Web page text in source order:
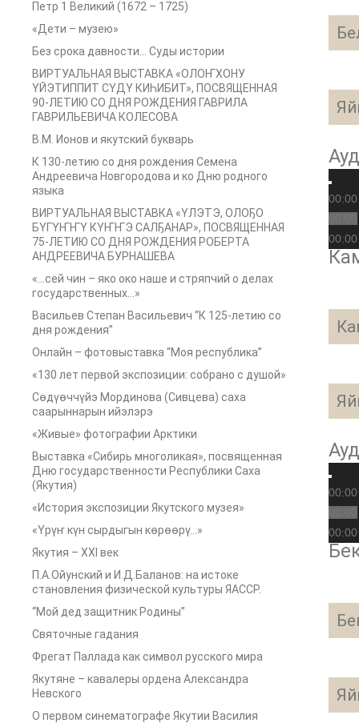
Петр 1 Великий (1672 – 1725)
«Дети – музею»
Без срока давности… Суды истории
ВИРТУАЛЬНАЯ ВЫСТАВКА «ОЛОҤХОНУ
ҮЙЭТИППИТ СҮДҮ КИҺИБИТ», ПОСВЯЩЕННАЯ
90-ЛЕТИЮ СО ДНЯ РОЖДЕНИЯ ГАВРИЛА
ГАВРИЛЬЕВИЧА КОЛЕСОВА
В.М. Ионов и якутский букварь
К 130-летию со дня рождения Семена
Андреевича Новгородова и ко Дню родного
языка
ВИРТУАЛЬНАЯ ВЫСТАВКА «ҮЛЭТЭ, ОЛОҔО
БҮГҮҤҤҮ КҮҤҤЭ САЛҔАНАР», ПОСВЯЩЕННАЯ
75-ЛЕТИЮ СО ДНЯ РОЖДЕНИЯ РОБЕРТА
АНДРЕЕВИЧА БУРНАШЕВА
«…сей чин – яко око наше и стряпчий о делах
государственных…»
Васильев Степан Васильевич “К 125-летию со
дня рождения”
Онлайн – фотовыставка “Моя республика”
«130 лет первой экспозиции: собрано с душой»
Сөдүөччүйэ Мординова (Сивцева) саха
саарыннарын ийэлэрэ
«Живые» фотографии Арктики
Выставка «Сибирь многоликая», посвященная
Дню государственности Республики Саха
(Якутия)
«История экспозиции Якутского музея»
«Үрүҥ күн сырдыгын көрөөрү…»
Якутия – XXI век
П.А.Ойунский и И.Д.Баланов: на истоке
становления физической культуры ЯАССР.
“Мой дед защитник Родины”
Святочные гадания
Фрегат Паллада как символ русского мира
Якутяне – кавалеры ордена Александра
Невского
О первом синематографе Якутии Василия
00:00
00:00
00:00
00:00